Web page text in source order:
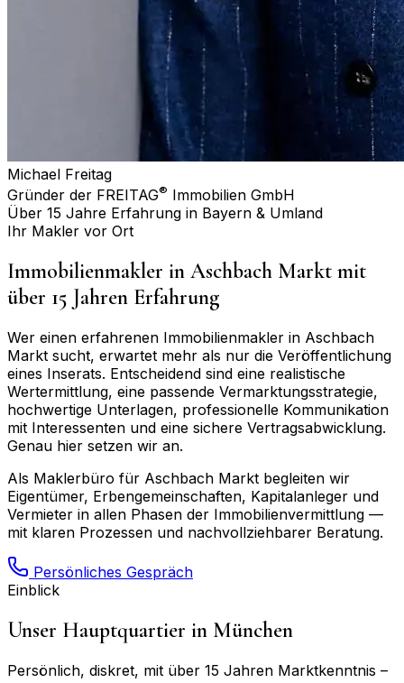
Michael Freitag
Gründer der FREITAG® Immobilien GmbH
Über 15 Jahre Erfahrung in Bayern & Umland
Ihr Makler vor Ort
Immobilienmakler in Aschbach Markt mit
über 15 Jahren Erfahrung
Wer einen erfahrenen Immobilienmakler in Aschbach
Markt sucht, erwartet mehr als nur die Veröffentlichung
eines Inserats. Entscheidend sind eine realistische
Wertermittlung, eine passende Vermarktungsstrategie,
hochwertige Unterlagen, professionelle Kommunikation
mit Interessenten und eine sichere Vertragsabwicklung.
Genau hier setzen wir an.
Als Maklerbüro für Aschbach Markt begleiten wir
Eigentümer, Erbengemeinschaften, Kapitalanleger und
Vermieter in allen Phasen der Immobilienvermittlung —
mit klaren Prozessen und nachvollziehbarer Beratung.
Persönliches Gespräch
Einblick
Unser Hauptquartier in München
Persönlich, diskret, mit über 15 Jahren Marktkenntnis –